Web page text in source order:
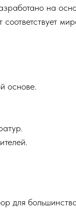
на
основе.
для